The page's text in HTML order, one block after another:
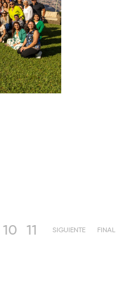
10 11 SIGUIENTE FINAL